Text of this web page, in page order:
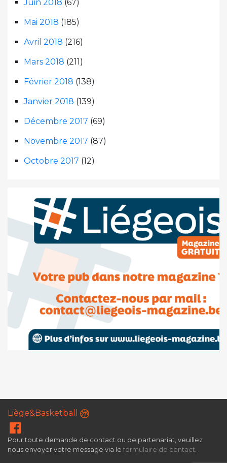
Juin 2018 (67)
Mai 2018 (185)
Avril 2018 (216)
Mars 2018 (211)
Février 2018 (138)
Janvier 2018 (139)
Décembre 2017 (69)
Novembre 2017 (87)
Octobre 2017 (12)
Liège&Basketball
Pour toute demande de contact ou de partenariat, veuillez
nous envoyer votre message via le formulaire de contact.